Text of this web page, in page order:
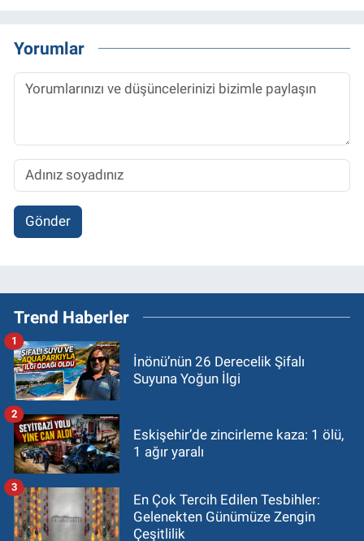
Yorumlar
Gönder
Trend Haberler
İnönü’nün 26 Derecelik Şifalı
Suyuna Yoğun İlgi
1
Eskişehir’de zincirleme kaza: 1 ölü,
1 ağır yaralı
2
En Çok Tercih Edilen Tesbihler:
Gelenekten Günümüze Zengin
Çeşitlilik
3